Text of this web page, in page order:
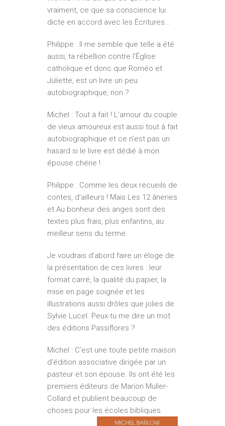
vraiment, ce que sa conscience lui
dicte en accord avec les Écritures…
Philippe : Il me semble que telle a été
aussi, ta rébellion contre l’Église
catholique et donc que Roméo et
Juliette, est un livre un peu
autobiographique, non ?
Michel : Tout à fait ! L’amour du couple
de vieux amoureux est aussi tout à fait
autobiographique et ce n’est pas un
hasard si le livre est dédié à mon
épouse chérie !
Philippe : Comme les deux recueils de
contes, d’ailleurs ! Mais Les 12 âneries
et Au bonheur des anges sont des
textes plus frais, plus enfantins, au
meilleur sens du terme.
Je voudrais d’abord faire un éloge de
la présentation de ces livres : leur
format carré, la qualité du papier, la
mise en page soignée et les
illustrations aussi drôles que jolies de
Sylvie Lucel. Peux-tu me dire un mot
des éditions Passiflores ?
Michel : C’est une toute petite maison
d’édition associative dirigée par un
pasteur et son épouse. Ils ont été les
premiers éditeurs de Marion Muller-
Collard et publient beaucoup de
choses pour les écoles bibliques.